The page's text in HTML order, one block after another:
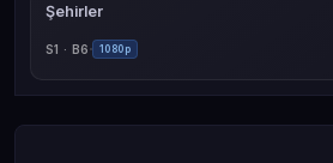
Şehirler
S1 · B6 1080p